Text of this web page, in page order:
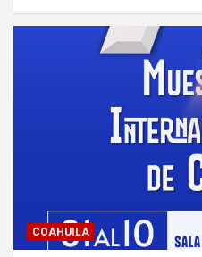
COAHUILA